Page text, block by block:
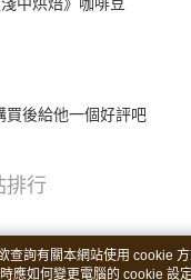
買後給他一個好評吧
排行
查詢有關本網站使用 cookie
應如何變更電腦的 cookie 設